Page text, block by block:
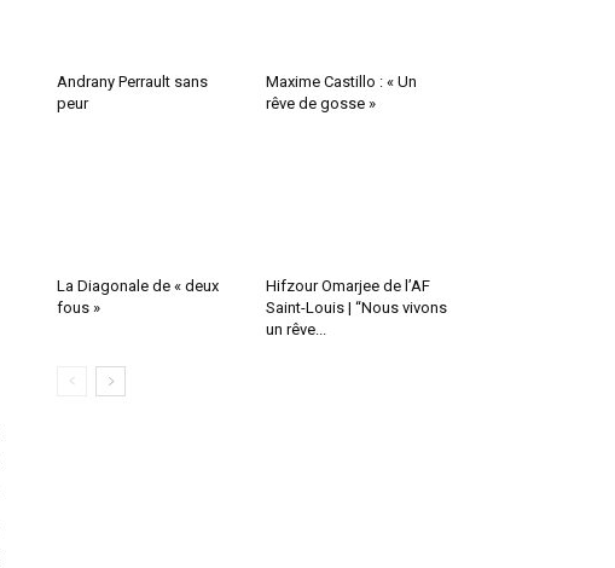
Andrany Perrault sans
peur
Maxime Castillo : « Un
rêve de gosse »
La Diagonale de « deux
fous »
Hifzour Omarjee de l’AF
Saint-Louis | “Nous vivons
un rêve...